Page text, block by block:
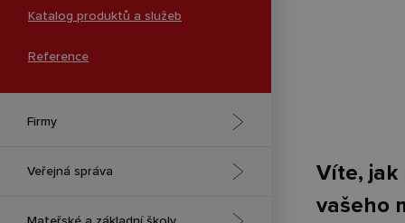
Katalog produktů a služeb
Reference
Firmy
Spolupráce a kreativita
Veřejná správa
Integrovaný záchranný systém
Víte,
vašeho